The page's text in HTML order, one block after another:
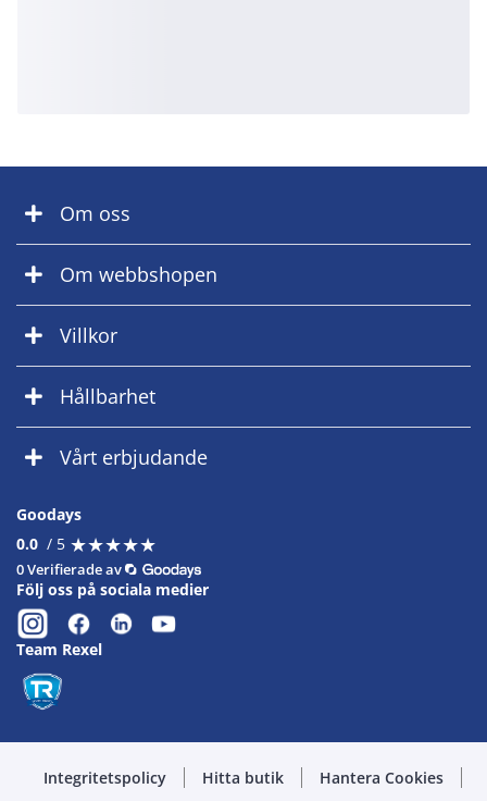
Om oss
Om webbshopen
Villkor
Hållbarhet
Vårt erbjudande
Goodays
0.0 / 5 ★★★★★
★★★★★
0 Verifierade av
Följ oss på sociala medier
Team Rexel
Integritetspolicy Hitta butik Hantera Cookies